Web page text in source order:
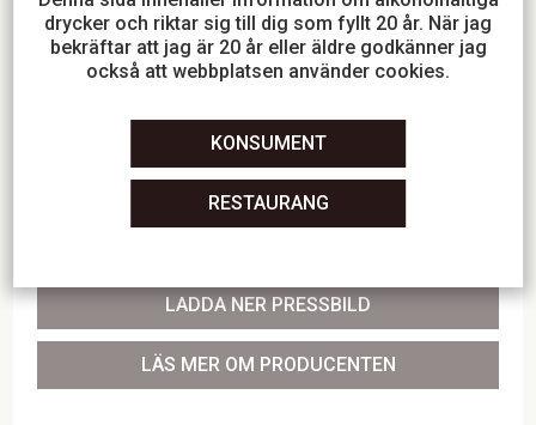
julkänsla. Fräscha krämiga ostkakor. Vill du göra det
enkelt för dig servera det till jordgubbar med grädde
frukternas prinssessa, kung att göra drinkar på och alla
ciderälskarnas prins!
LADDA NER PRESSBILD
LÄS MER OM PRODUCENTEN
drycker och riktar sig till dig som fyllt 20 år. När jag
bekräftar att jag är 20 år eller äldre godkänner jag
också att webbplatsen använder cookies.
KONSUMENT
RESTAURANG